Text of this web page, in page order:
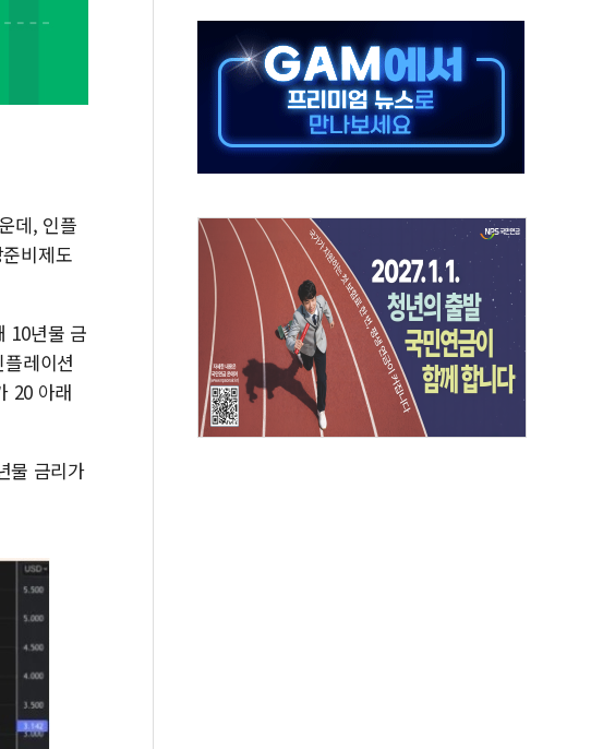
…반복되는 국토부-서울시 '정책 엇박자'
'극과 극'…생애최초만 경쟁 치열
데, 인플
비제도
10년물 금
레이션
20 아래
물 금리가